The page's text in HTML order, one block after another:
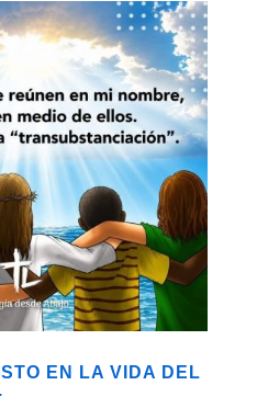
EN LA VIDA DEL